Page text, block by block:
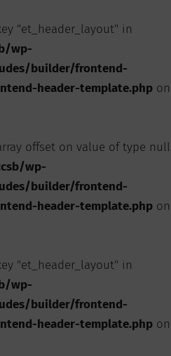
"et_header_layout" in
wp-
builder/frontend-
header-template.php on
offset on value of type null
wp-
builder/frontend-
header-template.php on
"et_header_layout" in
wp-
builder/frontend-
header-template.php on